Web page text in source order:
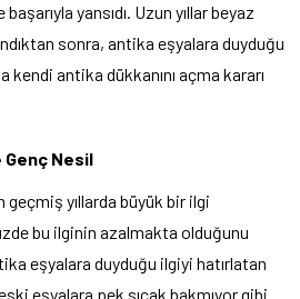
yansıdı. Uzun yıllar beyaz
sonra, antika eşyalara duyduğu
kendi antika dükkanını açma kararı
Genç Nesil
geçmiş yıllarda büyük bir ilgi
bu ilginin azalmakta olduğunu
eşyalara duyduğu ilgiyi hatırlatan
eşyalara pek sıcak bakmıyor gibi